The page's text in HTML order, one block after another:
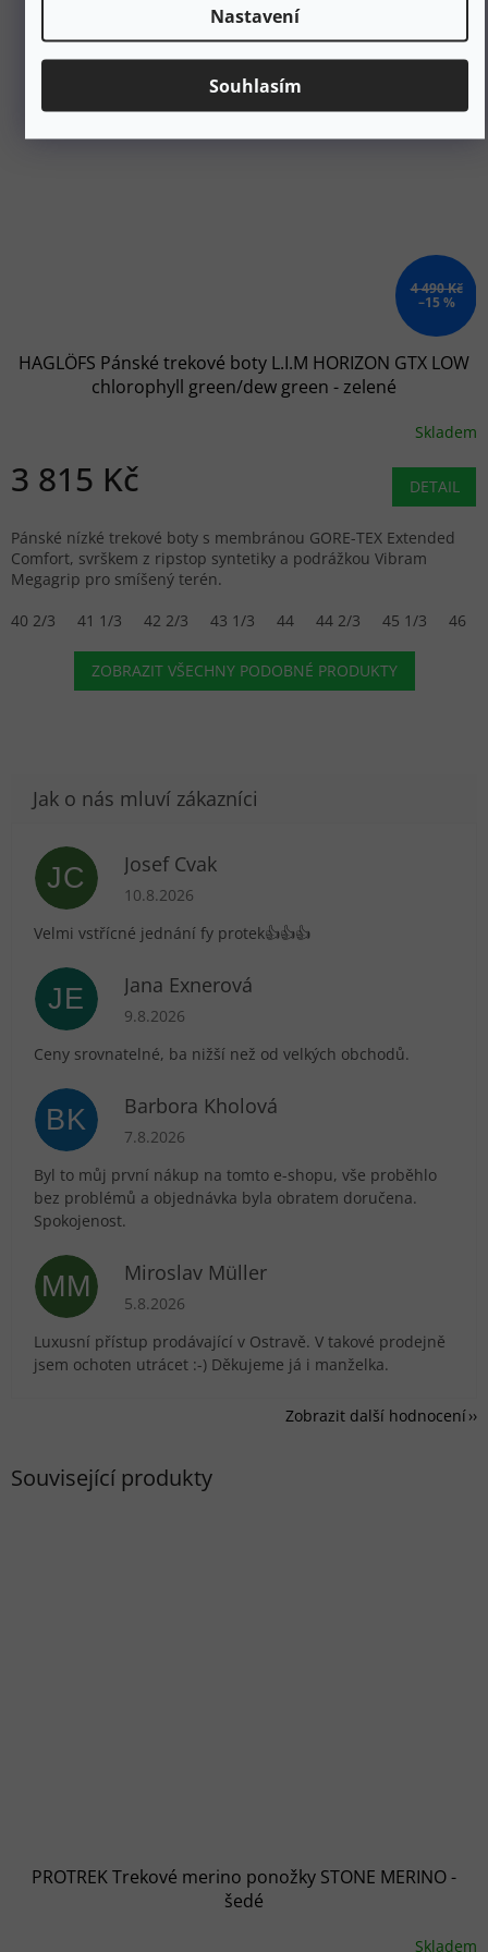
Nastavení
Souhlasím
Související produkty
PROTREK Trekové merino ponožky STONE MERINO -
šedé
Skladem
4 490 Kč
–15 %
HAGLÖFS Pánské trekové boty L.I.M HORIZON GTX LOW
chlorophyll green/dew green - zelené
Skladem
3 815 Kč DETAIL
Pánské nízké trekové boty s membránou GORE-TEX Extended
Comfort, svrškem z ripstop syntetiky a podrážkou Vibram
Megagrip pro smíšený terén.
40 2/3
41 1/3 42 2/3 43 1/3 44 44 2/3 45 1/3 46
ZOBRAZIT VŠECHNY PODOBNÉ PRODUKTY
JC Josef Cvak
Hodnocení obchodu je 5 z 5 hvězdiček.
10.8.2026
Velmi vstřícné jednání fy protek👍👍👍
JE Jana Exnerová
Hodnocení obchodu je 5 z 5 hvězdiček.
9.8.2026
Ceny srovnatelné, ba nižší než od velkých obchodů.
BK Barbora Kholová
Hodnocení obchodu je 5 z 5 hvězdiček.
7.8.2026
Byl to můj první nákup na tomto e-shopu, vše proběhlo
bez problémů a objednávka byla obratem doručena.
Spokojenost.
MM Miroslav Müller
Hodnocení obchodu je 5 z 5 hvězdiček.
5.8.2026
Luxusní přístup prodávající v Ostravě. V takové prodejně
jsem ochoten utrácet :-) Děkujeme já i manželka.
Zobrazit další hodnocení